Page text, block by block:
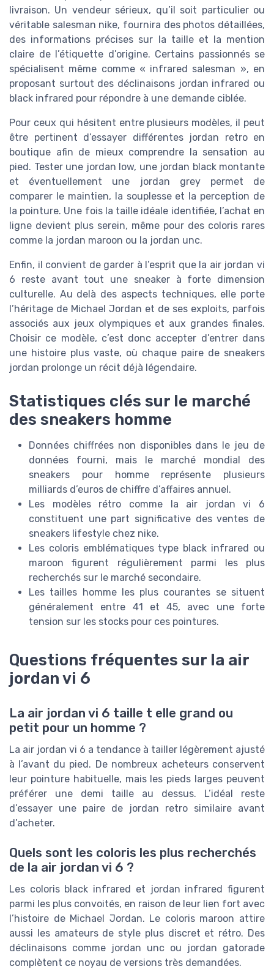
livraison. Un vendeur sérieux, qu’il soit particulier ou
véritable salesman nike, fournira des photos détaillées,
des informations précises sur la taille et la mention
claire de l’étiquette d’origine. Certains passionnés se
spécialisent même comme « infrared salesman », en
proposant surtout des déclinaisons jordan infrared ou
black infrared pour répondre à une demande ciblée.
Pour ceux qui hésitent entre plusieurs modèles, il peut
être pertinent d’essayer différentes jordan retro en
boutique afin de mieux comprendre la sensation au
pied. Tester une jordan low, une jordan black montante
et éventuellement une jordan grey permet de
comparer le maintien, la souplesse et la perception de
la pointure. Une fois la taille idéale identifiée, l’achat en
ligne devient plus serein, même pour des coloris rares
comme la jordan maroon ou la jordan unc.
Enfin, il convient de garder à l’esprit que la air jordan vi
6 reste avant tout une sneaker à forte dimension
culturelle. Au delà des aspects techniques, elle porte
l’héritage de Michael Jordan et de ses exploits, parfois
associés aux jeux olympiques et aux grandes finales.
Choisir ce modèle, c’est donc accepter d’entrer dans
une histoire plus vaste, où chaque paire de sneakers
jordan prolonge un récit déjà légendaire.
Statistiques clés sur le marché
des sneakers homme
Données chiffrées non disponibles dans le jeu de
données fourni, mais le marché mondial des
sneakers pour homme représente plusieurs
milliards d’euros de chiffre d’affaires annuel.
Les modèles rétro comme la air jordan vi 6
constituent une part significative des ventes de
sneakers lifestyle chez nike.
Les coloris emblématiques type black infrared ou
maroon figurent régulièrement parmi les plus
recherchés sur le marché secondaire.
Les tailles homme les plus courantes se situent
généralement entre 41 et 45, avec une forte
tension sur les stocks pour ces pointures.
Questions fréquentes sur la air
jordan vi 6
La air jordan vi 6 taille t elle grand ou
petit pour un homme ?
La air jordan vi 6 a tendance à tailler légèrement ajusté
à l’avant du pied. De nombreux acheteurs conservent
leur pointure habituelle, mais les pieds larges peuvent
préférer une demi taille au dessus. L’idéal reste
d’essayer une paire de jordan retro similaire avant
d’acheter.
Quels sont les coloris les plus recherchés
de la air jordan vi 6 ?
Les coloris black infrared et jordan infrared figurent
parmi les plus convoités, en raison de leur lien fort avec
l’histoire de Michael Jordan. Le coloris maroon attire
aussi les amateurs de style plus discret et rétro. Des
déclinaisons comme jordan unc ou jordan gatorade
complètent ce noyau de versions très demandées.